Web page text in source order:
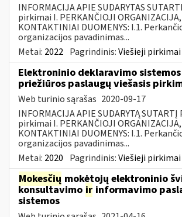
INFORMACIJA APIE SUDARYTAS
pirkimai I. PERKANČIOJI ORGANIZACIJA,
KONTAKTINIAI DUOMENYS: I.1.
organizacijos pavadinimas...
Metai: 2022 Pagrindinis:Viešieji pirkimai
Elektroninio deklaravimo sistemos
priežiūros paslaugų viešasis
Web turinio sąrašas 2020-09-17
INFORMACIJA APIE SUDARYTĄ SUTARTĮ
pirkimai I. PERKANČIOJI ORGANIZACIJA,
KONTAKTINIAI DUOMENYS: I.1.
organizacijos pavadinimas...
Metai: 2020 Pagrindinis:Viešieji pirkimai
Mokesčių mokėtojų elektroninio
konsultavimo ir informavimo
sistemos